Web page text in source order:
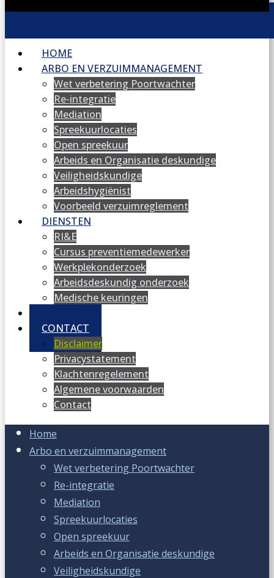
HOME
ARBO EN VERZUIMMANAGEMENT
Wet verbetering Poortwachter
Re-integratie
Mediation
Spreekuurlocaties
Open spreekuur
Arbeids en Organisatie deskundige
Veiligheidskundige
Arbeidshygiënist
Voorbeeld verzuimreglement
DIENSTEN
RI&E
Cursus preventiemedewerker
Werkplekonderzoek
Arbeidsdeskundig onderzoek
Medische keuringen
CONTACT
Disclaimer
Privacystatement
Klachtenregelement
Algemene voorwaarden
Contact
Home
Arbo en verzuimmanagement
Wet verbetering Poortwachter
Re-integratie
Mediation
Spreekuurlocaties
Open spreekuur
Arbeids en Organisatie deskundige
Veiligheidskundige